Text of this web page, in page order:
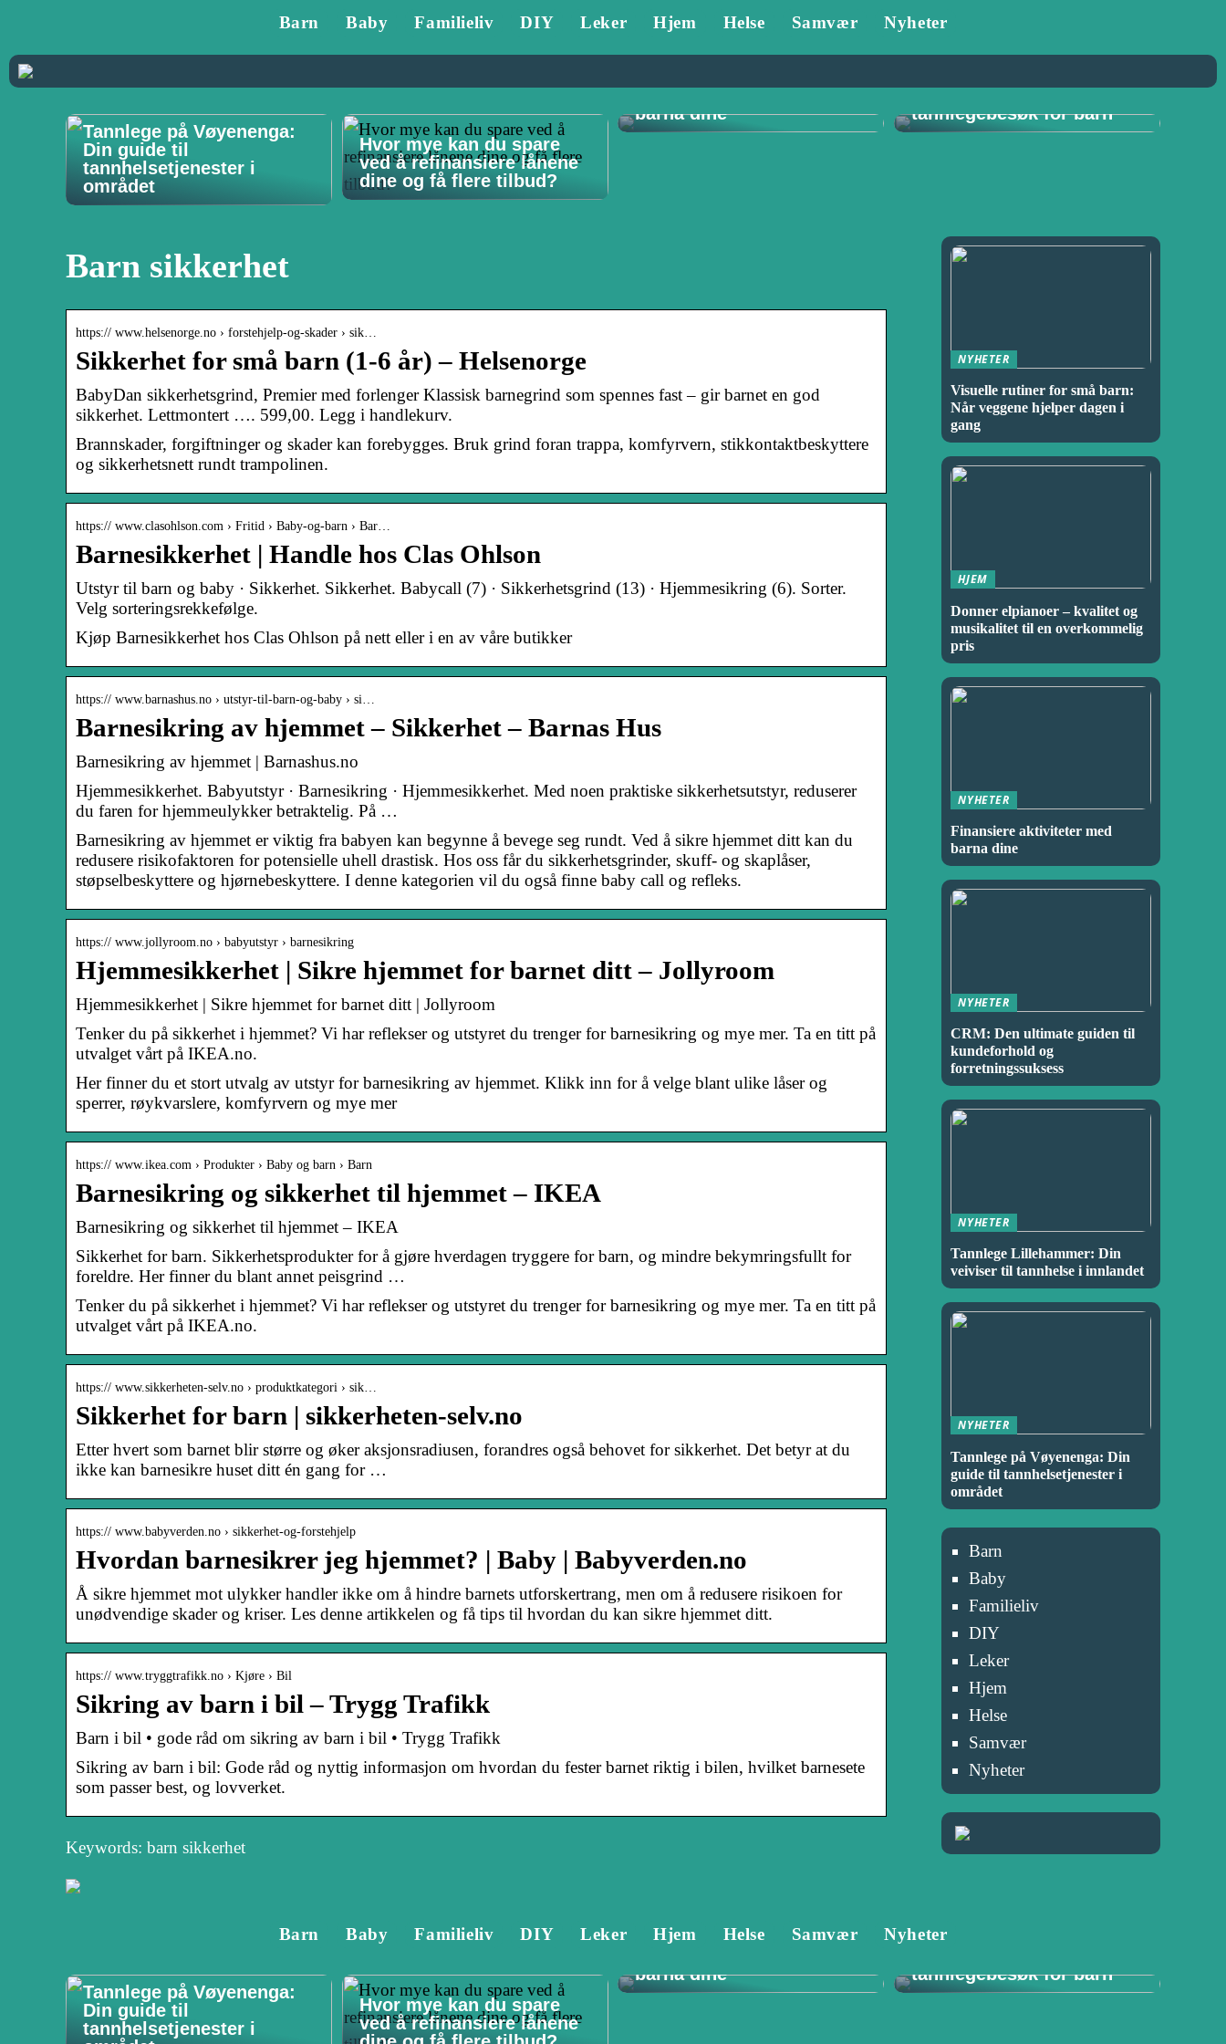
Barn Baby Familieliv DIY Leker Hjem Helse Samvær Nyheter
Tannlege på Vøyenenga:
Din guide til
tannhelsetjenester i
området
Hvor mye kan du spare
ved å refinansiere lånene
dine og få flere tilbud?
barna dine
Tannlege i Porsgrunn:
tannlegebesøk for barn
Barn sikkerhet
https:// www.helsenorge.no › forstehjelp-og-skader › sik…
Sikkerhet for små barn (1-6 år) – Helsenorge
BabyDan sikkerhetsgrind, Premier med forlenger Klassisk barnegrind som spennes fast – gir barnet en god
sikkerhet. Lettmontert …. 599,00. Legg i handlekurv.
Brannskader, forgiftninger og skader kan forebygges. Bruk grind foran trappa, komfyrvern, stikkontaktbeskyttere
og sikkerhetsnett rundt trampolinen.
https:// www.clasohlson.com › Fritid › Baby-og-barn › Bar…
Barnesikkerhet | Handle hos Clas Ohlson
Utstyr til barn og baby · Sikkerhet. Sikkerhet. Babycall (7) · Sikkerhetsgrind (13) · Hjemmesikring (6). Sorter.
Velg sorteringsrekkefølge.
Kjøp Barnesikkerhet hos Clas Ohlson på nett eller i en av våre butikker
https:// www.barnashus.no › utstyr-til-barn-og-baby › si…
Barnesikring av hjemmet – Sikkerhet – Barnas Hus
Barnesikring av hjemmet | Barnashus.no
Hjemmesikkerhet. Babyutstyr · Barnesikring · Hjemmesikkerhet. Med noen praktiske sikkerhetsutstyr, reduserer
du faren for hjemmeulykker betraktelig. På …
Barnesikring av hjemmet er viktig fra babyen kan begynne å bevege seg rundt. Ved å sikre hjemmet ditt kan du
redusere risikofaktoren for potensielle uhell drastisk. Hos oss får du sikkerhetsgrinder, skuff- og skaplåser,
støpselbeskyttere og hjørnebeskyttere. I denne kategorien vil du også finne baby call og refleks.
https:// www.jollyroom.no › babyutstyr › barnesikring
Hjemmesikkerhet | Sikre hjemmet for barnet ditt – Jollyroom
Hjemmesikkerhet | Sikre hjemmet for barnet ditt | Jollyroom
Tenker du på sikkerhet i hjemmet? Vi har reflekser og utstyret du trenger for barnesikring og mye mer. Ta en titt på
utvalget vårt på IKEA.no.
Her finner du et stort utvalg av utstyr for barnesikring av hjemmet. Klikk inn for å velge blant ulike låser og
sperrer, røykvarslere, komfyrvern og mye mer
https:// www.ikea.com › Produkter › Baby og barn › Barn
Barnesikring og sikkerhet til hjemmet – IKEA
Barnesikring og sikkerhet til hjemmet – IKEA
Sikkerhet for barn. Sikkerhetsprodukter for å gjøre hverdagen tryggere for barn, og mindre bekymringsfullt for
foreldre. Her finner du blant annet peisgrind …
Tenker du på sikkerhet i hjemmet? Vi har reflekser og utstyret du trenger for barnesikring og mye mer. Ta en titt på
utvalget vårt på IKEA.no.
https:// www.sikkerheten-selv.no › produktkategori › sik…
Sikkerhet for barn | sikkerheten-selv.no
Etter hvert som barnet blir større og øker aksjonsradiusen, forandres også behovet for sikkerhet. Det betyr at du
ikke kan barnesikre huset ditt én gang for …
https:// www.babyverden.no › sikkerhet-og-forstehjelp
Hvordan barnesikrer jeg hjemmet? | Baby | Babyverden.no
Å sikre hjemmet mot ulykker handler ikke om å hindre barnets utforskertrang, men om å redusere risikoen for
unødvendige skader og kriser. Les denne artikkelen og få tips til hvordan du kan sikre hjemmet ditt.
https:// www.tryggtrafikk.no › Kjøre › Bil
Sikring av barn i bil – Trygg Trafikk
Barn i bil • gode råd om sikring av barn i bil • Trygg Trafikk
Sikring av barn i bil: Gode råd og nyttig informasjon om hvordan du fester barnet riktig i bilen, hvilket barnesete
som passer best, og lovverket.
Keywords: barn sikkerhet
NYHETER
Visuelle rutiner for små barn:
Når veggene hjelper dagen i
gang
HJEM
Donner elpianoer – kvalitet og
musikalitet til en overkommelig
pris
NYHETER
Finansiere aktiviteter med
barna dine
NYHETER
CRM: Den ultimate guiden til
kundeforhold og
forretningssuksess
NYHETER
Tannlege Lillehammer: Din
veiviser til tannhelse i innlandet
NYHETER
Tannlege på Vøyenenga: Din
guide til tannhelsetjenester i
området
Barn
Baby
Familieliv
DIY
Leker
Hjem
Helse
Samvær
Nyheter
Barn Baby Familieliv DIY Leker Hjem Helse Samvær Nyheter
Tannlege på Vøyenenga:
Din guide til
tannhelsetjenester i
Hvor mye kan du spare
ved å refinansiere lånene
Tannlege Stavanger –
barna dine
Viktigheten av
tannlegebesøk for barn